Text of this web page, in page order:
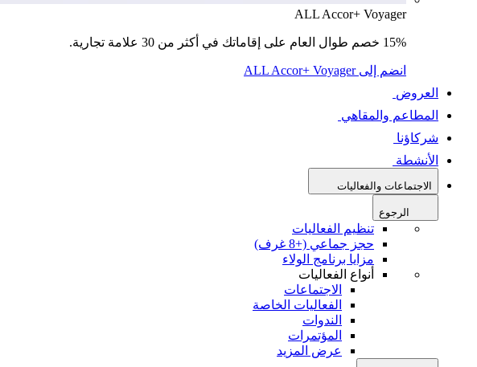
ALL Accor+ Voyager
15% خصم طوال العام على إقاماتك في أكثر من 30 علامة تجارية.
انضم إلى ALL Accor+ Voyager
العروض
المطاعم والمقاهي
شركاؤنا
الأنشطة
الاجتماعات والفعاليات
الرجوع
تنظيم الفعاليات
حجز جماعي (+8 غرف)
مزايا برنامج الولاء
أنواع الفعاليات
الاجتماعات
الفعاليات الخاصة
الندوات
المؤتمرات
عرض المزيد